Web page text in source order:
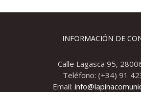
INFORMACIÓN DE
Calle Lagasca 95,
Teléfono: (+34) 91
Email: